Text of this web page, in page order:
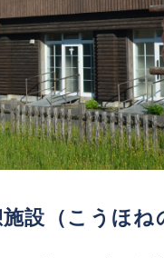
施設（こうほ